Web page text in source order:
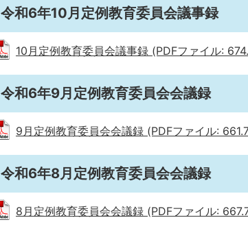
令和6年10月定例教育委員会議事録
10月定例教育委員会議事録 (PDFファイル:
令和6年9月定例教育委員会会議録
9月定例教育委員会会議録 (PDFファイル:
令和6年8月定例教育委員会会議録
8月定例教育委員会会議録 (PDFファイル: